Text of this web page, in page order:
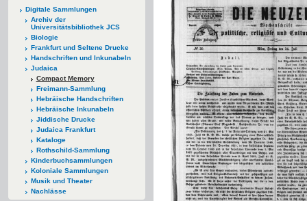
Digitale Sammlungen
Archiv der
Universitätsbibliothek JCS
Biologie
Frankfurt und Seltene Drucke
Handschriften und Inkunabeln
Judaica
Compact Memory
Freimann-Sammlung
Hebräische Handschriften
Hebräische Inkunabeln
Jiddische Drucke
Judaica Frankfurt
Kataloge
Rothschild-Sammlung
Kinderbuchsammlungen
Koloniale Sammlungen
Musik und Theater
Nachlässe